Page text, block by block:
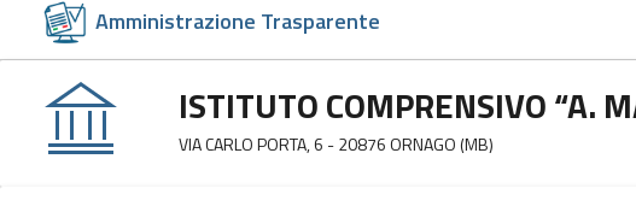
Amministrazione Trasparente
ISTITUTO COMPRENSIVO “A.
VIA CARLO PORTA, 6 - 20876 ORNAGO (MB)